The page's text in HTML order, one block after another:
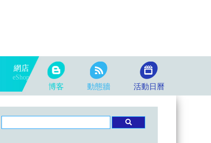
網店
eShop
博客 動態牆 活動日曆